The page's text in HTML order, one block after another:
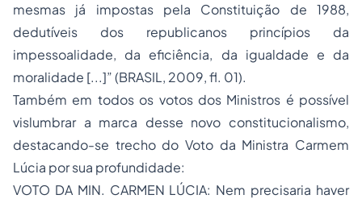
mesmas já impostas pela Constituição de 1988,
dedutíveis dos republicanos princípios da
impessoalidade, da eficiência, da igualdade e da
moralidade [...]” (BRASIL, 2009, fl. 01).
Também em todos os votos dos Ministros é possível
vislumbrar a marca desse novo constitucionalismo,
destacando-se trecho do Voto da Ministra Carmem
Lúcia por sua profundidade:
VOTO DA MIN. CARMEN LÚCIA: Nem precisaria haver